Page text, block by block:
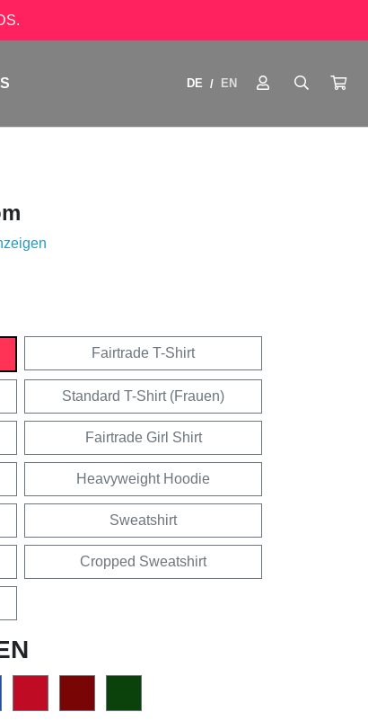
DE / EN
Fairtrade T-Shirt
Standard T-Shirt (Frauen)
Fairtrade Girl Shirt
Heavyweight Hoodie
Sweatshirt
Cropped Sweatshirt